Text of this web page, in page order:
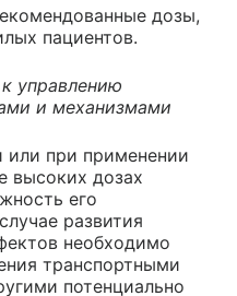
дозы,
пациентов.
управлению
и механизмами
или при применении
высоких дозах
его
развития
необходимо
транспортными
потенциально